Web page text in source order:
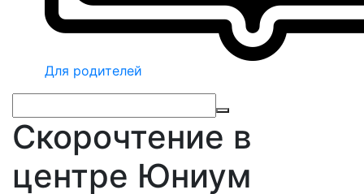
Для родителей
Скорочтение в
центре Юниум